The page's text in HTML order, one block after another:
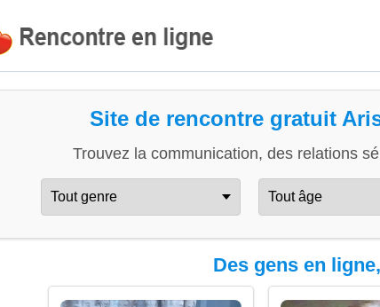
Site de rencontre gratuit
Trouvez la communication, des relations
Des gens en